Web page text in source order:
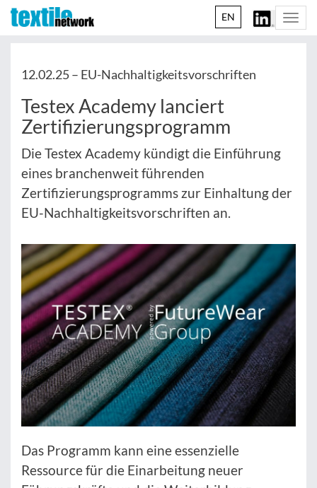
EN
12.02.25 – EU-Nachhaltigkeitsvorschriften
Testex Academy lanciert
Zertifizierungsprogramm
Die Testex Academy kündigt die Einführung
eines branchenweit führenden
Zertifizierungsprogramms zur Einhaltung der
EU-Nachhaltigkeitsvorschriften an.
Das Programm kann eine essenzielle
Ressource für die Einarbeitung neuer